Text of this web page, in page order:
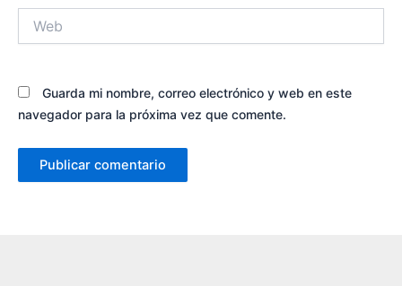
Guarda mi nombre, correo electrónico y web en este
navegador para la próxima vez que comente.